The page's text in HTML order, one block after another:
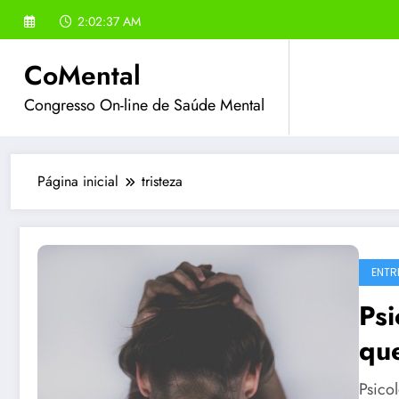
Pular
para
conteúdo
2:02:37 AM
CoMental
Congresso On-line de Saúde Mental
Página inicial tristeza